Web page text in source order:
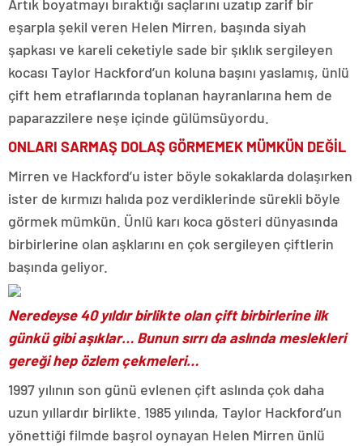
Artık boyatmayı bıraktığı saçlarını uzatıp zarif bir
eşarpla şekil veren Helen Mirren, başında siyah
şapkası ve kareli ceketiyle sade bir şıklık sergileyen
kocası Taylor Hackford’un koluna başını yaslamış, ünlü
çift hem etraflarında toplanan hayranlarına hem de
paparazzilere neşe içinde gülümsüyordu.
ONLARI SARMAŞ DOLAŞ GÖRMEMEK MÜMKÜN DEĞİL
Mirren ve Hackford’u ister böyle sokaklarda dolaşırken
ister de kırmızı halıda poz verdiklerinde sürekli böyle
görmek mümkün. Ünlü karı koca gösteri dünyasında
birbirlerine olan aşklarını en çok sergileyen çiftlerin
başında geliyor.
Neredeyse 40 yıldır birlikte olan çift birbirlerine ilk
günkü gibi aşıklar… Bunun sırrı da aslında meslekleri
gereği hep özlem çekmeleri…
1997 yılının son günü evlenen çift aslında çok daha
uzun yıllardır birlikte. 1985 yılında, Taylor Hackford’un
yönettiği filmde başrol oynayan Helen Mirren ünlü